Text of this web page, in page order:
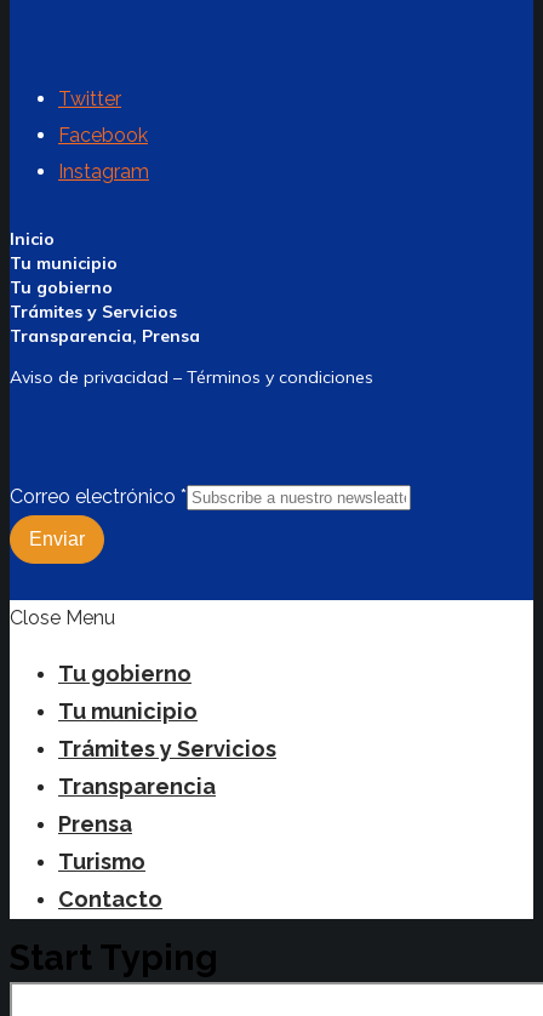
Twitter
Facebook
Instagram
Inicio
Tu municipio
Tu gobierno
Trámites y Servicios
Transparencia, Prensa
Aviso de privacidad – Términos y condiciones
Correo electrónico *
Enviar
Close Menu
Tu gobierno
Tu municipio
Trámites y Servicios
Transparencia
Prensa
Turismo
Contacto
Start Typing